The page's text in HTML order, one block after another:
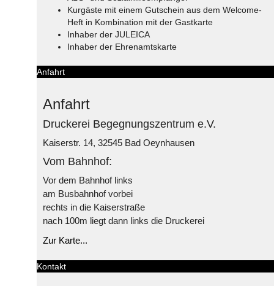
Kurgäste mit einem Gutschein aus dem Welcome-
Heft in Kombination mit der Gastkarte
Inhaber der JULEICA
Inhaber der Ehrenamtskarte
Anfahrt
Anfahrt
Druckerei Begegnungszentrum e.V.
Kaiserstr. 14, 32545 Bad Oeynhausen
Vom Bahnhof:
Vor dem Bahnhof links
am Busbahnhof vorbei
rechts in die Kaiserstraße
nach 100m liegt dann links die Druckerei
Zur Karte...
Kontakt